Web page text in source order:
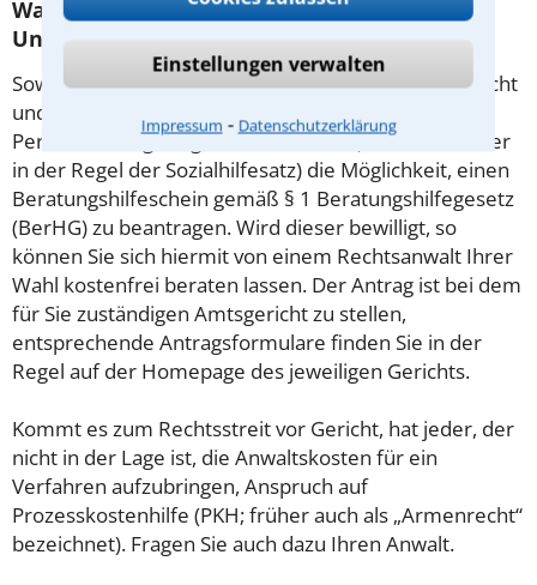
Einstellungen verwalten
Impressum ⁃ Datenschutzerklärung
Was tun wenn ich mir keinen Anwalt für
Unfallversicherung leisten kann?
Soweit die Rechtsangelegenheit noch nicht vor Gericht
und eine Rechtsberatung notwendig ist, haben
Personen mit geringem Einkommen (Maßstab ist hier
in der Regel der Sozialhilfesatz) die Möglichkeit, einen
Beratungshilfeschein gemäß § 1 Beratungshilfegesetz
(BerHG) zu beantragen. Wird dieser bewilligt, so
können Sie sich hiermit von einem Rechtsanwalt Ihrer
Wahl kostenfrei beraten lassen. Der Antrag ist bei dem
für Sie zuständigen Amtsgericht zu stellen,
entsprechende Antragsformulare finden Sie in der
Regel auf der Homepage des jeweiligen Gerichts.
Kommt es zum Rechtsstreit vor Gericht, hat jeder, der
nicht in der Lage ist, die Anwaltskosten für ein
Verfahren aufzubringen, Anspruch auf
Prozesskostenhilfe (PKH; früher auch als „Armenrecht“
bezeichnet). Fragen Sie auch dazu Ihren Anwalt.